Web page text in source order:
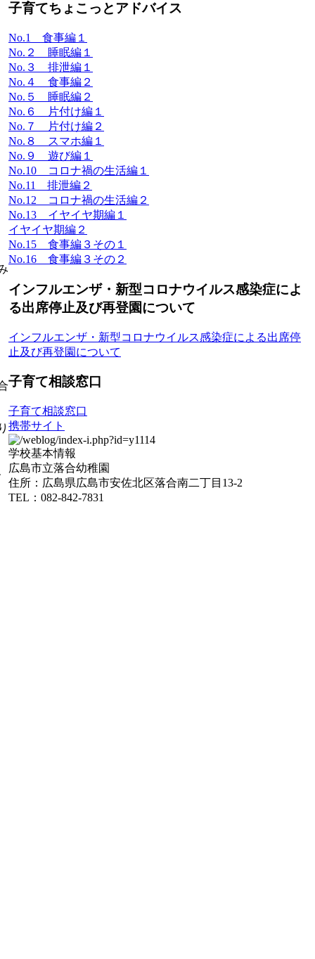
子育てちょこっとアドバイス
No.1 食事編１
No.２ 睡眠編１
No.３ 排泄編１
No.４ 食事編２
No.５ 睡眠編２
No.６ 片付け編１
No.７ 片付け編２
No.８ スマホ編１
No.９ 遊び編１
No.10 コロナ禍の生活編１
No.11 排泄編２
No.12 コロナ禍の生活編２
No.13 イヤイヤ期編１
イヤイヤ期編２
No.15 食事編３その１
No.16 食事編３その２
インフルエンザ・新型コロナウイルス感染症によ
る出席停止及び再登園について
インフルエンザ・新型コロナウイルス感染症による出席停
止及び再登園について
子育て相談窓口
子育て相談窓口
携帯サイト
学校基本情報
広島市立落合幼稚園
住所：広島県広島市安佐北区落合南二丁目13-2
TEL：082-842-7831